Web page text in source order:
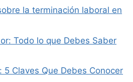
la terminación laboral en
Todo lo que Debes Saber
5 Claves Que Debes Conocer